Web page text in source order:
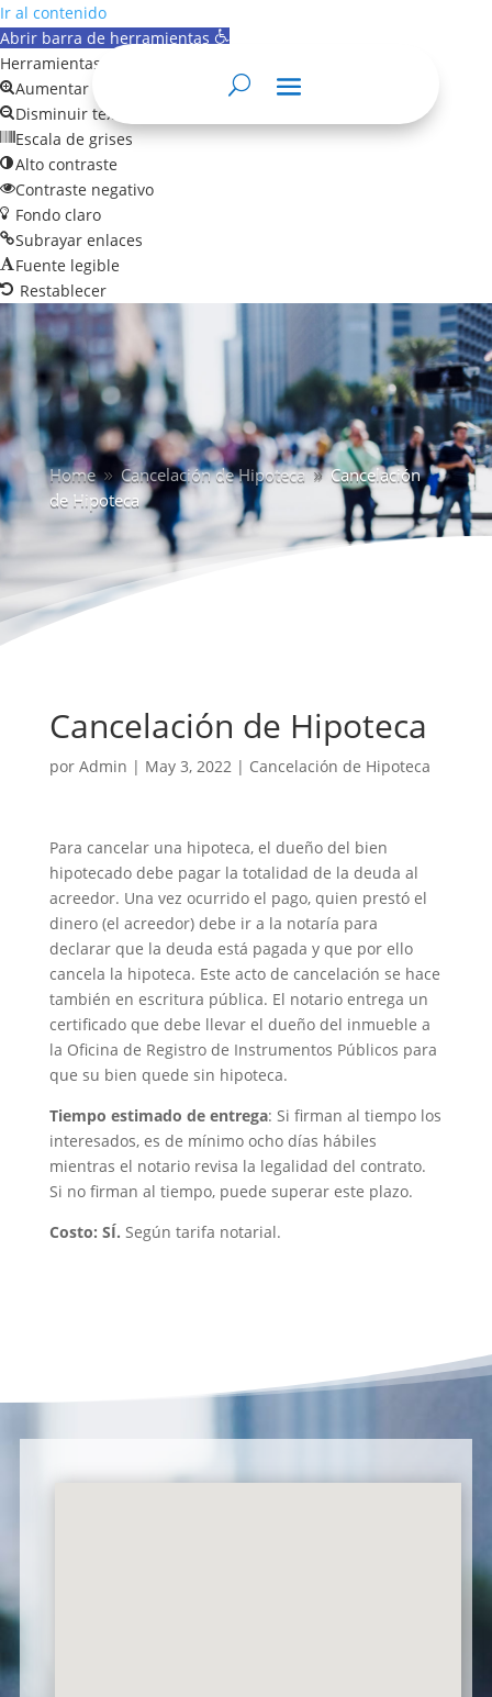
Ir al contenido
Abrir barra de herramientas
Herramientas de accesibilidad
Aumentar texto
Disminuir texto
Escala de grises
Alto contraste
Contraste negativo
Fondo claro
Subrayar enlaces
Fuente legible
Restablecer
Home 9 Cancelación de Hipoteca 9 Cancelación
de Hipoteca
Cancelación de Hipoteca
por Admin | May 3, 2022| Cancelación de Hipoteca
Para cancelar una hipoteca, el dueño del bien
hipotecado debe pagar la totalidad de la deuda al
acreedor. Una vez ocurrido el pago, quien prestó el
dinero (el acreedor) debe ir a la notaría para
declarar que la deuda está pagada y que por ello
cancela la hipoteca. Este acto de cancelación se hace
también en escritura pública. El notario entrega un
certificado que debe llevar el dueño del inmueble a
la Oficina de Registro de Instrumentos Públicos para
que su bien quede sin hipoteca.
Tiempo estimado de entrega: Si firman al tiempo los
interesados, es de mínimo ocho días hábiles
mientras el notario revisa la legalidad del contrato.
Si no firman al tiempo, puede superar este plazo.
Costo: SÍ. Según tarifa notarial.